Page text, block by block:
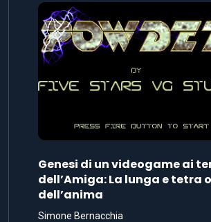
Genesi di un videogame ai
dell’Amiga: La lunga e tetra
dell’anima
Simone Bernacchia